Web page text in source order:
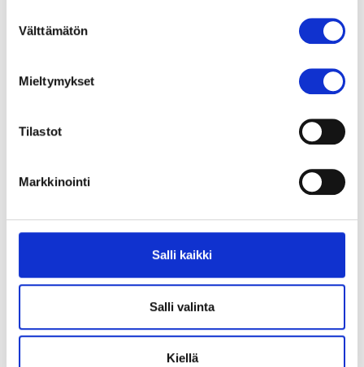
valinta
Välttämätön
Mieltymykset
Tilastot
Markkinointi
Salli kaikki
Salli valinta
Kiellä
vammaisten naisten voimaantumista Etiopiassa.
Väestöliitto edistää nuorten seksuaaliterveyttä ja
Malawissa.
– Kapuajat ovat ihan uskomatonta
satatuhatta euroa ja kipuaa vuorelle.
ihminen vahvistuu, rohkaistuu,
kouluttautuu ja työllistyy
hankkeissamme. Kiitos kapuajat,
olette konkreettisesti
maailmanparantajia, kiittää Kynnys
Veera Pensala